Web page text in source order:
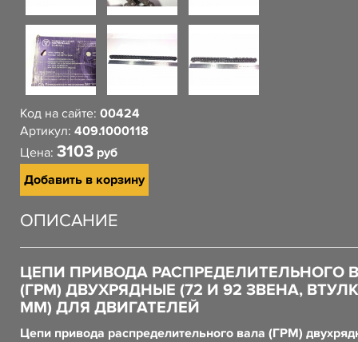
Код на сайте: 00424
Артикул: 409.1000118
Цена: 3103 руб
Добавить в корзину
ОПИСАНИЕ
ЦЕПИ ПРИВОДА РАСПРЕДЕЛИТЕЛЬНОГО
(ГРМ) ДВУХРЯДНЫЕ (72 И 92 ЗВЕНА,
ММ) ДЛЯ ДВИГАТЕЛЕЙ
Цепи привода распределительного вала (ГРМ)